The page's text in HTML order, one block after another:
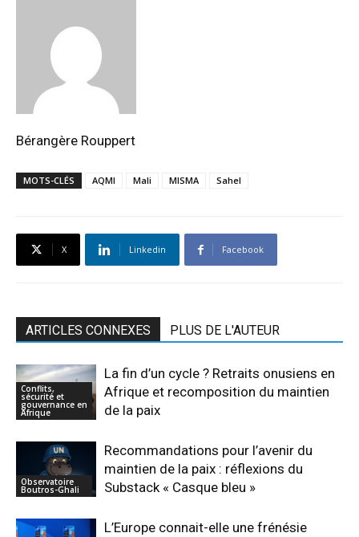
Bérangère Rouppert
MOTS-CLÉS AQMI Mali MISMA Sahel
X Linkedin Facebook
ARTICLES CONNEXES PLUS DE L'AUTEUR
Conflits,
sécurité et
gouvernance en
Afrique
La fin d’un cycle ? Retraits onusiens en
Afrique et recomposition du maintien
de la paix
Observatoire
Boutros-Ghali
Recommandations pour l’avenir du
maintien de la paix : réflexions du
Substack « Casque bleu »
L’Europe connait-elle une frénésie